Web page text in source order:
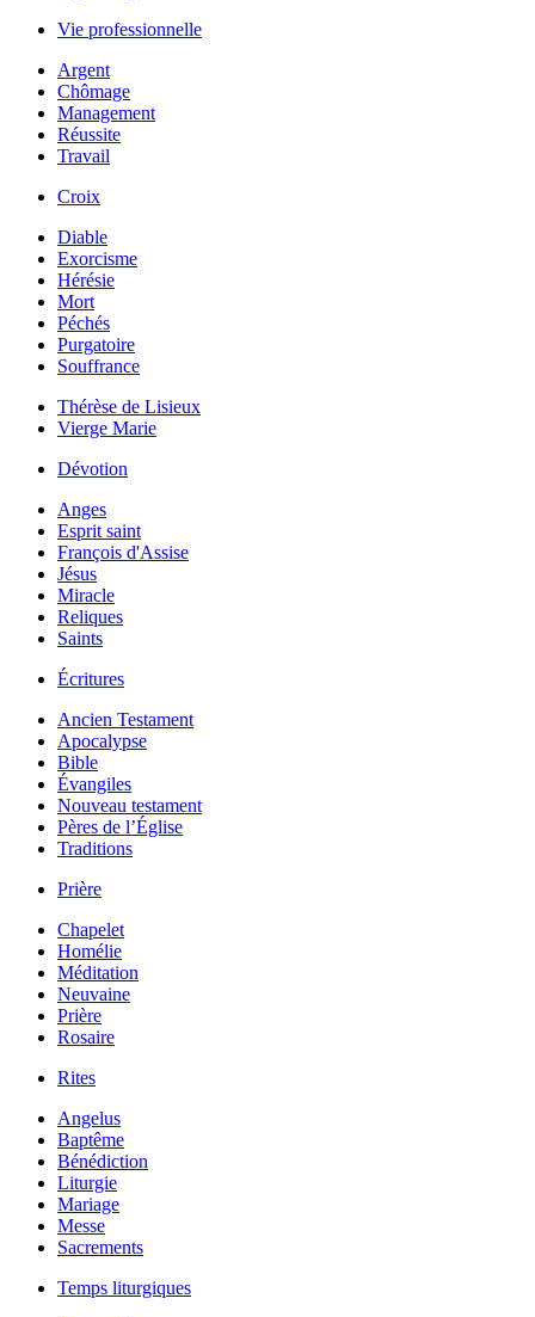
Vie professionnelle
Argent
Chômage
Management
Réussite
Travail
Croix
Diable
Exorcisme
Hérésie
Mort
Péchés
Purgatoire
Souffrance
Thérèse de Lisieux
Vierge Marie
Dévotion
Anges
Esprit saint
François d'Assise
Jésus
Miracle
Reliques
Saints
Écritures
Ancien Testament
Apocalypse
Bible
Évangiles
Nouveau testament
Pères de l’Église
Traditions
Prière
Chapelet
Homélie
Méditation
Neuvaine
Prière
Rosaire
Rites
Angelus
Baptême
Bénédiction
Liturgie
Mariage
Messe
Sacrements
Temps liturgiques